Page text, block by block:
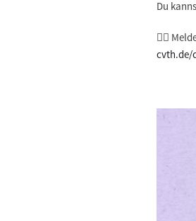
Du
🐦‍🔥
cvth.de/